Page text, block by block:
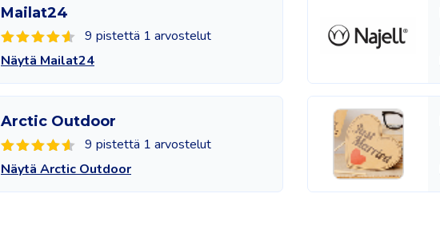
Mailat24
9 pistettä 1 arvostelut
Näytä Mailat24
Arctic Outdoor
9 pistettä 1 arvostelut
Näytä Arctic Outdoor